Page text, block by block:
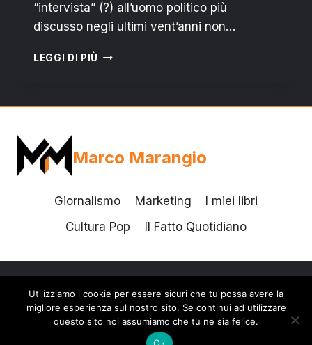
“intervista” (?) all’uomo politico più
discusso negli ultimi vent’anni non…
LEGGI DI PIÙ “CHE
Marco Marangio
Giornalismo Marketing
I miei libri
Cultura Pop
Il Fatto Quotidiano
© 2026 Marco Marangio - Tema WordPress di
Kadence WP
Utilizziamo i cookie per essere sicuri che tu possa avere la
migliore esperienza sul nostro sito. Se continui ad utilizzare
questo sito noi assumiamo che tu ne sia felice.
Ok